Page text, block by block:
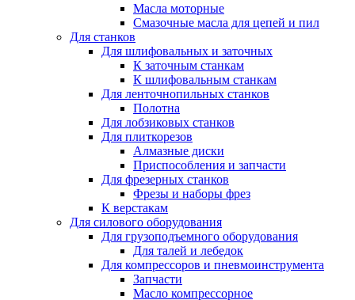
Масла моторные
Смазочные масла для цепей и пил
Для станков
Для шлифовальных и заточных
К заточным станкам
К шлифовальным станкам
Для ленточнопильных станков
Полотна
Для лобзиковых станков
Для плиткорезов
Алмазные диски
Приспособления и запчасти
Для фрезерных станков
Фрезы и наборы фрез
К верстакам
Для силового оборудования
Для грузоподъемного оборудования
Для талей и лебедок
Для компрессоров и пневмоинструмента
Запчасти
Масло компрессорное